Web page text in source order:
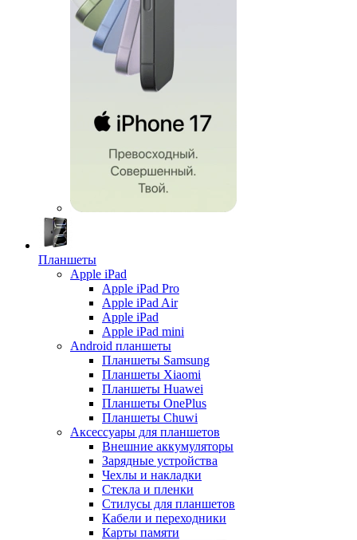
Планшеты
Apple iPad
Apple iPad Pro
Apple iPad Air
Apple iPad
Apple iPad mini
Android планшеты
Планшеты Samsung
Планшеты Xiaomi
Планшеты Huawei
Планшеты OnePlus
Планшеты Chuwi
Аксессуары для планшетов
Внешние аккумуляторы
Зарядные устройства
Чехлы и накладки
Стекла и пленки
Стилусы для планшетов
Кабели и переходники
Карты памяти